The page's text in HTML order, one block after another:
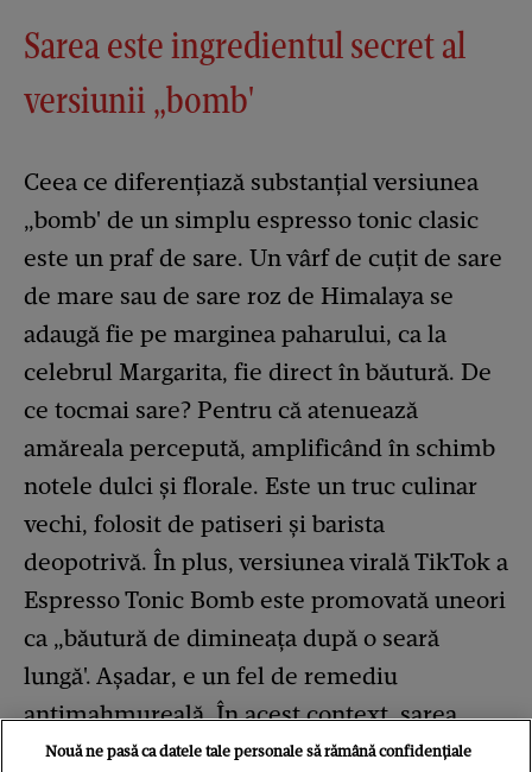
Sarea este ingredientul secret al
versiunii „bomb'
Ceea ce diferențiază substanțial versiunea
„bomb' de un simplu espresso tonic clasic
este un praf de sare. Un vârf de cuțit de sare
de mare sau de sare roz de Himalaya se
adaugă fie pe marginea paharului, ca la
celebrul Margarita, fie direct în băutură. De
ce tocmai sare? Pentru că atenuează
amăreala percepută, amplificând în schimb
notele dulci și florale. Este un truc culinar
vechi, folosit de patiseri și barista
deopotrivă. În plus, versiunea virală TikTok a
Espresso Tonic Bomb este promovată uneori
ca „băutură de dimineața după o seară
lungă'. Așadar, e un fel de remediu
antimahmureală. În acest context, sarea
contribuie la reechilibrarea electroliților și,
Nouă ne pasă ca datele tale personale să rămână confidențiale